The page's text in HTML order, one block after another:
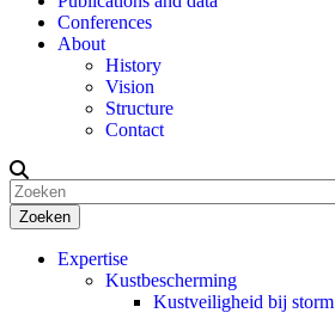
Conferences
About
History
Vision
Structure
Contact
Zoeken
Expertise
Kustbescherming
Kustveiligheid bij storm